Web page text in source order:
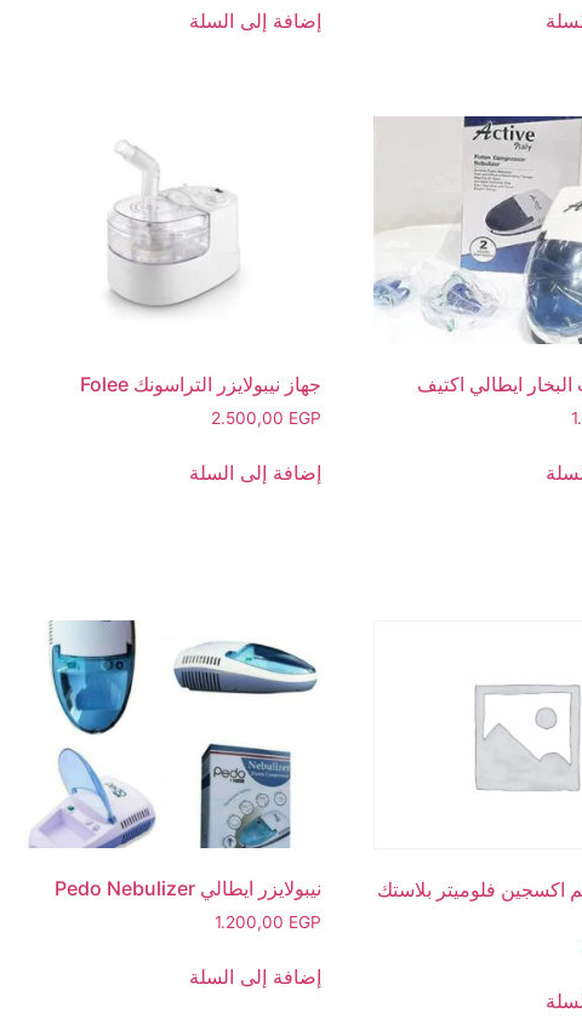
إضافة إلى السلة
ايطالي اكتيف جهاز نيبولايزر التراسونك Folee
2.500,00 EGP
إضافة إلى السلة
فلوميتر بلاستك
نيبولايزر ايطالي Pedo Nebulizer
1.200,00 EGP
إضافة إلى السلة